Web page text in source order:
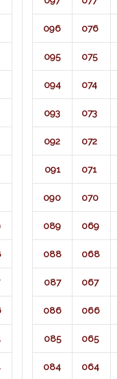
096 076
095 075
094 074
093 073
092 072
091 071​
090 070
089 069
088 068
087 067
086 066
085 065
084 064